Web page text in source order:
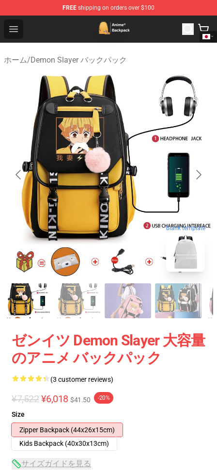
FREE shipping on orders over $100
Open menu
Anime Backpack Shop - Official Anime Backpack Store
ホーム/Demon Slayer バックパック
blank template
ゼンイツ Demon Slayer 大容量
のアニメ バックパック
(3 customer reviews)
¥7,522 ¥6,018 $41.50 -20%
Size
Zipper Backpack (44x26x15cm)
Kids Backpack (40x30x13cm)
サイズガイドを見る